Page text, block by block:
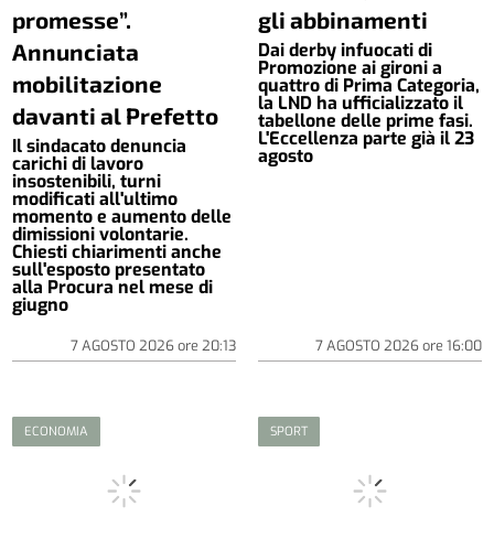
promesse”.
Annunciata
mobilitazione
davanti al Prefetto
Il sindacato denuncia
carichi di lavoro
insostenibili, turni
modificati all'ultimo
momento e aumento delle
dimissioni volontarie.
Chiesti chiarimenti anche
sull'esposto presentato
alla Procura nel mese di
giugno
7 AGOSTO 2026ore 20:13
gli abbinamenti
Dai derby infuocati di
Promozione ai gironi a
quattro di Prima Categoria,
la LND ha ufficializzato il
tabellone delle prime fasi.
L'Eccellenza parte già il 23
agosto
7 AGOSTO 2026ore 16:00
ECONOMIA SPORT